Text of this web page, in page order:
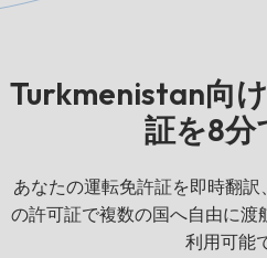
Turkmenistan向
証を8分
あなたの運転免許証を即時翻
の許可証で複数の国へ自由に
利用可能